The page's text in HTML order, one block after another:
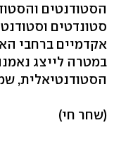
אקדמיים ברחבי
במטרה לייצג
הסטודנטיאלית,
(שחר חי)